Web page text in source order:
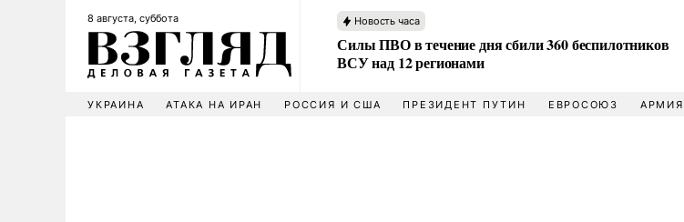
8 августа, суббота Новость часа
Силы ПВО в течение дня сбили 360 беспилотников
ВСУ над 12 регионами
УКРАИНА АТАКА НА ИРАН РОССИЯ И США ПРЕЗИДЕНТ ПУТИН ЕВРОСОЮЗ